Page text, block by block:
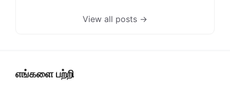
View all posts →
எங்களை பற்றி